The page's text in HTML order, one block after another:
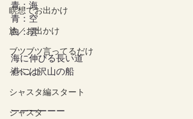
瞑想でお出かけ
旅／お出かけ
ブツブツ言ってるだけ
イベント
シャスタ編スタート
シャスタ
青：海
青：空
白：雲
海に伸びる長い道
港には沢山の船
ーーーーーー